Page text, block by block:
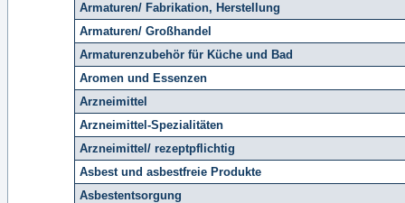
Armaturen/ Fabrikation, Herstellung
Armaturen/ Großhandel
Armaturenzubehör für Küche und Bad
Aromen und Essenzen
Arzneimittel
Arzneimittel-Spezialitäten
Arzneimittel/ rezeptpflichtig
Asbest und asbestfreie Produkte
Asbestentsorgung